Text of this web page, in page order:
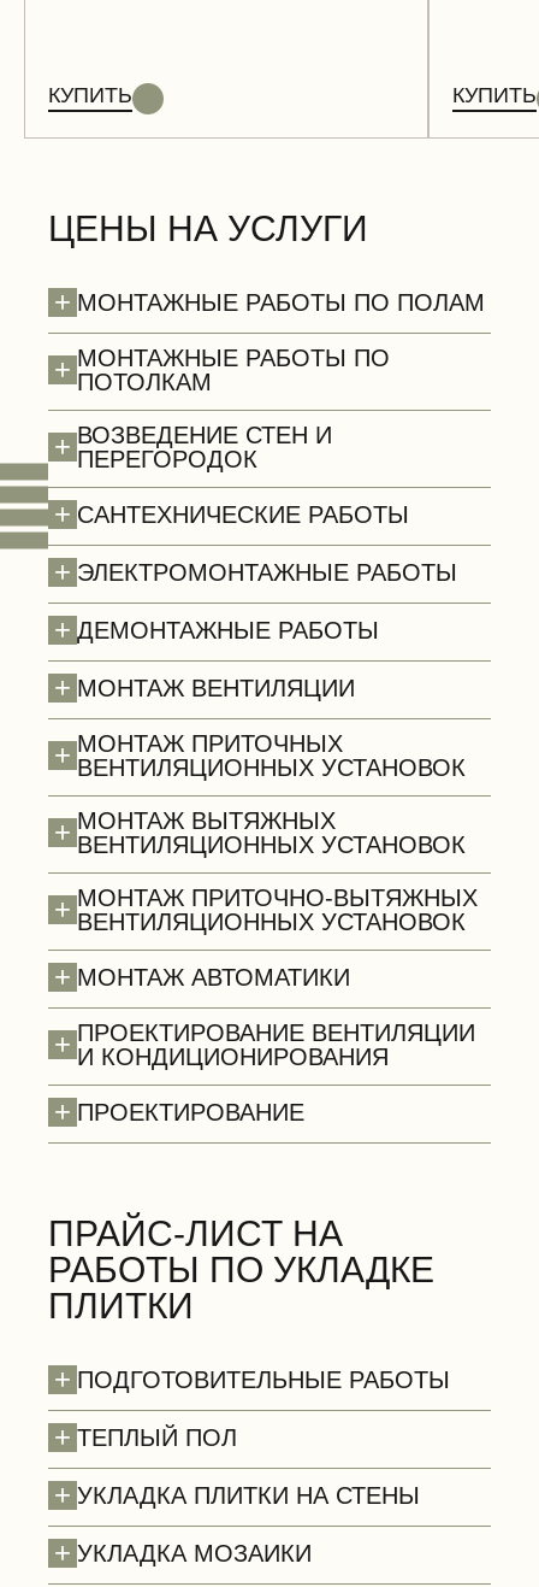
КУПИТЬ КУПИТЬ
ЦЕНЫ НА УСЛУГИ
+ МОНТАЖНЫЕ РАБОТЫ ПО ПОЛАМ
+ МОНТАЖНЫЕ РАБОТЫ ПО
ПОТОЛКАМ
+ ВОЗВЕДЕНИЕ СТЕН И
ПЕРЕГОРОДОК
+ САНТЕХНИЧЕСКИЕ РАБОТЫ
+ ЭЛЕКТРОМОНТАЖНЫЕ РАБОТЫ
+ ДЕМОНТАЖНЫЕ РАБОТЫ
Полы (демонтаж)
+ МОНТАЖ ВЕНТИЛЯЦИИ
+ МОНТАЖ ПРИТОЧНЫХ
ВЕНТИЛЯЦИОННЫХ УСТАНОВОК
+ МОНТАЖ ВЫТЯЖНЫХ
ВЕНТИЛЯЦИОННЫХ УСТАНОВОК
+ МОНТАЖ ПРИТОЧНО-ВЫТЯЖНЫХ
ВЕНТИЛЯЦИОННЫХ УСТАНОВОК
+ МОНТАЖ АВТОМАТИКИ
+ ПРОЕКТИРОВАНИЕ ВЕНТИЛЯЦИИ
И КОНДИЦИОНИРОВАНИЯ
+ ПРОЕКТИРОВАНИЕ
ПРАЙС-ЛИСТ НА
РАБОТЫ ПО УКЛАДКЕ
ПЛИТКИ
+ ПОДГОТОВИТЕЛЬНЫЕ РАБОТЫ
+ ТЕПЛЫЙ ПОЛ
+ УКЛАДКА ПЛИТКИ НА СТЕНЫ
+ УКЛАДКА МОЗАИКИ